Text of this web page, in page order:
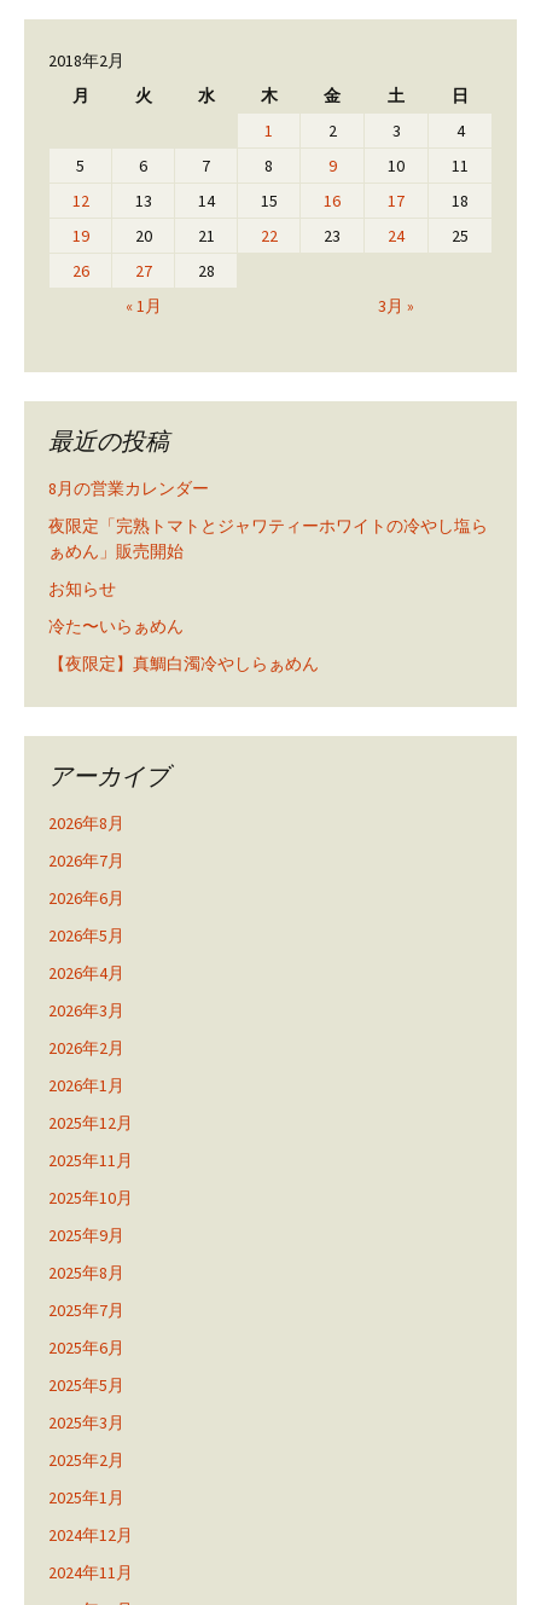
2018年2月
月
火 水 木 金 土 日
« 1月 3月 »
1 2 3
4
5
6 7 8 9 10
11
12
13 14 15 16 17
18
19
20 21 22 23 24
25
26
27 28
最近の投稿
8月の営業カレンダー
夜限定「完熟トマトとジャワティーホワイトの冷やし塩ら
ぁめん」販売開始
お知らせ
冷た〜いらぁめん
【夜限定】真鯛白濁冷やしらぁめん
アーカイブ
2026年8月
2026年7月
2026年6月
2026年5月
2026年4月
2026年3月
2026年2月
2026年1月
2025年12月
2025年11月
2025年10月
2025年9月
2025年8月
2025年7月
2025年6月
2025年5月
2025年3月
2025年2月
2025年1月
2024年12月
2024年11月